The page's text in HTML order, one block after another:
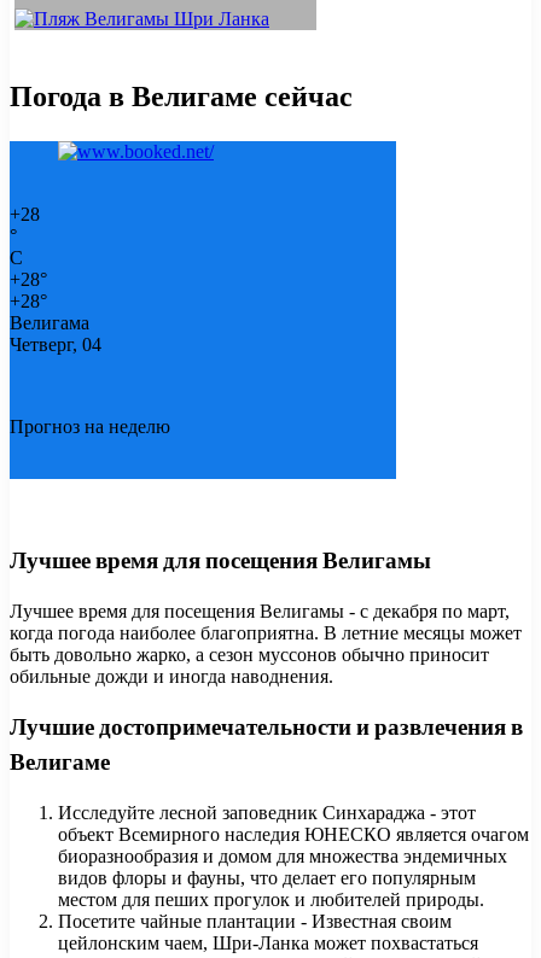
Погода в Велигаме сейчас
+28
°
C
+28°
+28°
Велигама
Четверг, 04
Прогноз на неделю
Лучшее время для посещения Велигамы
Лучшее время для посещения Велигамы - с декабря по март,
когда погода наиболее благоприятна. В летние месяцы может
быть довольно жарко, а сезон муссонов обычно приносит
обильные дожди и иногда наводнения.
Лучшие достопримечательности и развлечения в
Велигаме
Исследуйте лесной заповедник Синхараджа - этот
объект Всемирного наследия ЮНЕСКО является очагом
биоразнообразия и домом для множества эндемичных
видов флоры и фауны, что делает его популярным
местом для пеших прогулок и любителей природы.
Посетите чайные плантации - Известная своим
цейлонским чаем, Шри-Ланка может похвастаться